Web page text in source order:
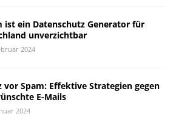
ist ein Datenschutz Generator für
unverzichtbar
2024
vor Spam: Effektive Strategien gegen
E-Mails
2024